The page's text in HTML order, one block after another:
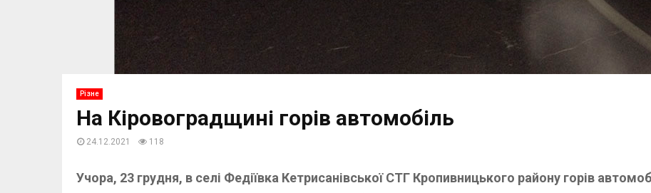
Різне
На Кіровоградщині горів автомобіль
24.12.2021 118
Учора, 23 грудня, в селі Федіївка Кетрисанівської СТГ Кропивницького району горів